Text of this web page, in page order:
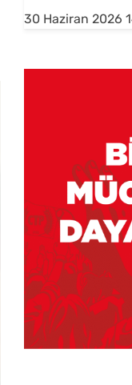
30 Haziran 2026